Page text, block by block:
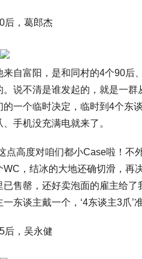
后，葛郎杰
来自富阳，是和同村的4个90后
。说不清是谁发起的，就是一
的一个临时决定，临时到4个东
、手机没充满电就来了。
点高度对咱们都小Case啦！不
WC，结冰的大地还确切滑，再
已售罄，还好卖泡面的雇主给
一东谈主戴一个，‘4东谈主3爪’
后，吴永健